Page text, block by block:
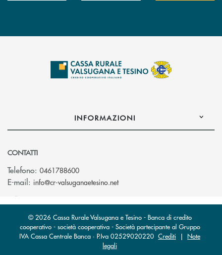
INFORMAZIONI
CONTATTI
Telefono: 0461788600
E-mail: info@cr-valsuganaetesino.net(si apre l’app di posta
© 2026 Cassa Rurale Valsugana e Tesino - Banca di credito
cooperativo - società cooperativa - Società partecipante al Gruppo
IVA Cassa Centrale Banca · P.Iva 02529020220 Crediti | Note
legali